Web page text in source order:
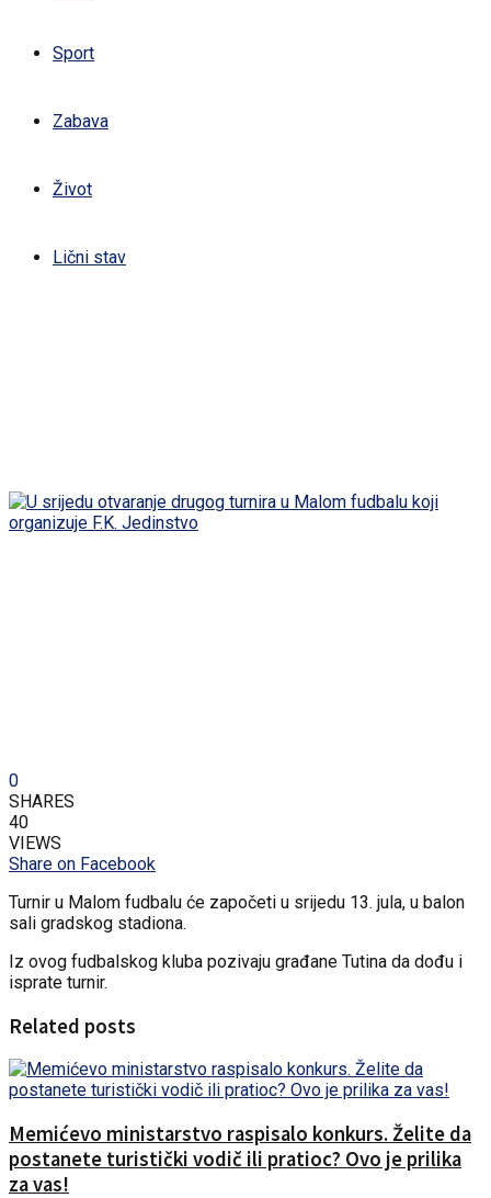
Sport
Zabava
Život
Lični stav
0
SHARES
40
VIEWS
Share on Facebook
Turnir u Malom fudbalu će započeti u srijedu 13. jula, u balon
sali gradskog stadiona.
Iz ovog fudbalskog kluba pozivaju građane Tutina da dođu i
isprate turnir.
Related posts
Memićevo ministarstvo raspisalo konkurs. Želite da
postanete turistički vodič ili pratioc? Ovo je prilika
za vas!